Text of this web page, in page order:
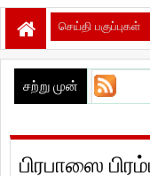
சற்று முன்
பிரபாஸை